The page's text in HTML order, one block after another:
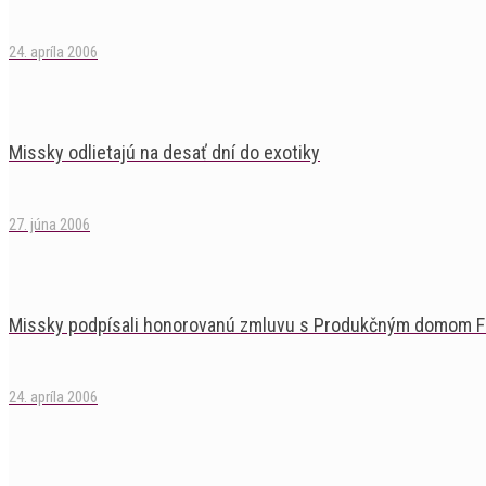
24. apríla 2006
Missky odlietajú na desať dní do exotiky
27. júna 2006
Missky podpísali honorovanú zmluvu s Produkčným domom
24. apríla 2006